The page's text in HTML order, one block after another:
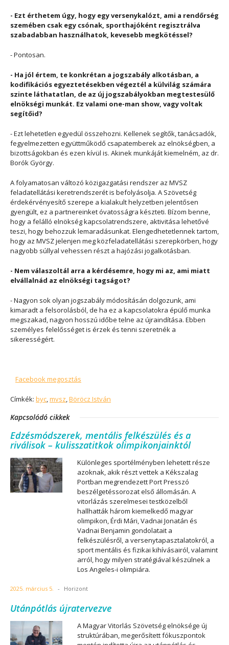
- Ezt érthetem úgy, hogy egy versenykalózt, ami a rendőrség
szemében csak egy csónak, sporthajóként regisztrálva
szabadabban használhatok, kevesebb megkötéssel?
- Pontosan.
- Ha jól értem, te konkrétan a jogszabály alkotásban, a
kodifikációs egyeztetésekben végeztél a külvilág számára
szinte láthatatlan, de az új jogszabályokban megtestesülő
elnökségi munkát. Ez valami one-man show, vagy voltak
segítőid?
- Ezt lehetetlen egyedül összehozni. Kellenek segítők, tanácsadók,
fegyelmezetten együttműködő csapatemberek az elnökségben, a
bizottságokban és ezen kívül is. Akinek munkáját kiemelném, az dr.
Borók György.
A folyamatosan változó közigazgatási rendszer az MVSZ
feladatellátási keretrendszerét is befolyásolja. A Szövetség
érdekérvényesítő szerepe a kialakult helyzetben jelentősen
gyengült, ez a partnereinket óvatosságra készteti. Bízom benne,
hogy a felálló elnökség kapcsolatrendszere, aktivitása lehetővé
teszi, hogy behozzuk lemaradásunkat. Elengedhetetlennek tartom,
hogy az MVSZ jelenjen meg közfeladatellátási szerepkörben, hogy
nagyobb súllyal vehessen részt a hajózási jogalkotásban.
- Nem válaszoltál arra a kérdésemre, hogy mi az, ami miatt
elvállalnád az elnökségi tagságot?
- Nagyon sok olyan jogszabály módosításán dolgozunk, ami
kimaradt a felsorolásból, de ha ez a kapcsolatokra épülő munka
megszakad, nagyon hosszú időbe telne az újraindítása. Ebben
személyes felelősséget is érzek és tenni szeretnék a
sikerességért.
Facebook megosztás
Címkék: byc,mvsz,Böröcz István
Kapcsolódó cikkek
Edzésmódszerek, mentális felkészülés és a
riválisok – kulisszatitkok olimpikonjainktól
Különleges sportélményben lehetett része
azoknak, akik részt vettek a Kékszalag
Portban megrendezett Port Presszó
beszélgetéssorozat első állomásán. A
vitorlázás szerelmesei testközelből
hallhatták három kiemelkedő magyar
olimpikon, Érdi Mári, Vadnai Jonatán és
Vadnai Benjamin gondolatait a
felkészülésről, a versenytapasztalatokról, a
sport mentális és fizikai kihívásairól, valamint
arról, hogy milyen stratégiával készülnek a
Los Angeles-i olimpiára.
2025. március 5. - Horizont
Utánpótlás újratervezve
A Magyar Vitorlás Szövetség elnöksége új
struktúrában, megerősített fókuszpontok